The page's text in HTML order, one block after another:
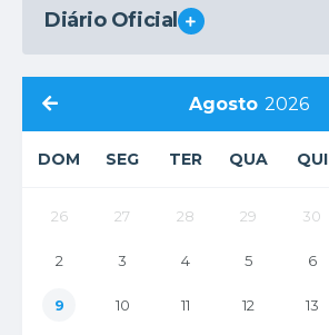
Diário Oficial VER MAIS
Agosto 2026
DOM SEG TER QUA QUI
26 27 28 29 30
2 3 4 5 6
9 10 11 12 13